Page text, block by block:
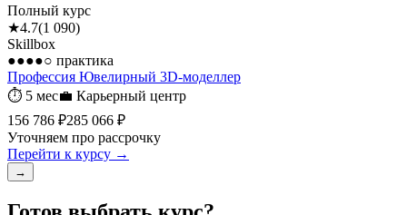
Полный курс
★4.7(1 090)
Skillbox
●●●●○ практика
Профессия Ювелирный 3D-моделлер
⏱ 5 мес💼 Карьерный центр
156 786 ₽285 066 ₽
Уточняем про рассрочку
Перейти к курсу →
→